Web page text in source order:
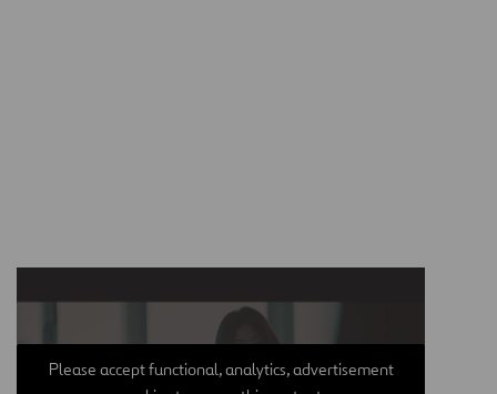
Please accept functional, analytics, advertisement